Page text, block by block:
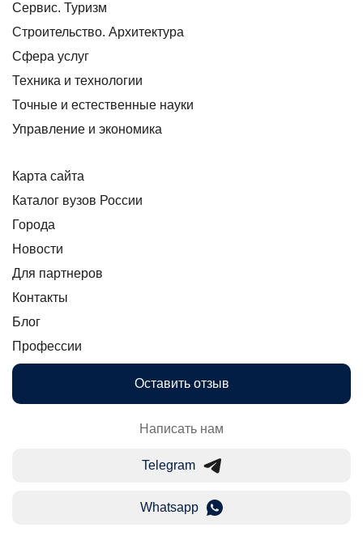
Сервис. Туризм
Строительство. Архитектура
Сфера услуг
Техника и технологии
Точные и естественные науки
Управление и экономика
Карта сайта
Каталог вузов России
Города
Новости
Для партнеров
Контакты
Блог
Профессии
Оставить отзыв
Написать нам
Telegram
Whatsapp